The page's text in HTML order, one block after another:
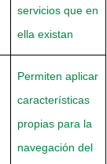
servicios que en
ella existan
Permiten aplicar
características
propias para la
navegación del